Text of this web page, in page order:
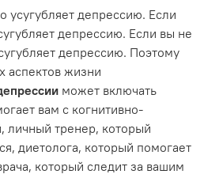
усугубляет депрессию. Если
депрессию. Если вы не
депрессию. Поэтому
аспектов жизни
может включать
вам с когнитивно-
личный тренер, который
диетолога, который помогает
который следит за вашим